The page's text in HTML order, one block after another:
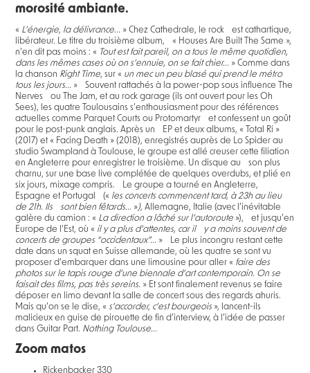
morosité ambiante.
« L’énergie, la délivrance... » Chez Cathedrale, le rock est cathartique,
libérateur. Le titre du troisième album, « Houses Are Built The Same »,
n’en dit pas moins : « Tout est fait pareil, on a tous le même quotidien,
dans les mêmes cases où on s’ennuie, on se fait chier... » Comme dans
la chanson Right Time, sur « un mec un peu blasé qui prend le métro
tous les jours... » Souvent rattachés à la power-pop sous influence The
Nerves ou The Jam, et au rock garage (ils ont ouvert pour les Oh
Sees), les quatre Toulousains s’enthousiasment pour des références
actuelles comme Parquet Courts ou Protomartyr et confessent un goût
pour le post-punk anglais. Après un EP et deux albums, « Total Ri »
(2017) et « Facing Death » (2018), enregistrés auprès de Lo Spider au
studio Swampland à Toulouse, le groupe est allé creuser cette filiation
en Angleterre pour enregistrer le troisième. Un disque au son plus
charnu, sur une base live complétée de quelques overdubs, et plié en
six jours, mixage compris. Le groupe a tourné en Angleterre,
Espagne et Portugal (« les concerts commencent tard, à 23h au lieu
de 21h. Ils sont bien fêtards... »),Allemagne, Italie (avec l’inévitable
galère du camion : « La direction a lâché sur l’autoroute »), et jusqu’en
Europe de l’Est, où « il y a plus d’attentes, car il y a moins souvent de
concerts de groupes “occidentaux”... » Le plus incongru restant cette
date dans un squat en Suisse allemande, où les quatre se sont vu
proposer d’embarquer dans une limousine pour aller « faire des
photos sur le tapis rouge d’une biennale d’art contemporain. On se
faisait des films, pas très sereins. » Et sont finalement revenus se faire
déposer en limo devant la salle de concert sous des regards ahuris.
Mais qu’on se le dise, « s’accorder, c’est bourgeois », lancent-ils
malicieux en guise de pirouette de fin d’interview, à l’idée de passer
dans Guitar Part. Nothing Toulouse...
Zoom matos
Rickenbacker 330